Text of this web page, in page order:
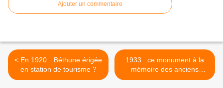
Ajouter un commentaire
< En 1920…Béthune érigée
en station de tourisme ?
1933...ce monument à la
mémoire des anciens
régiments >